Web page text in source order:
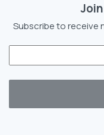
Subscribe to receive